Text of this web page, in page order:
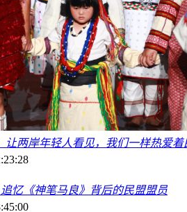
让两岸年轻人看见，我们一样热爱着
忆《神笔马良》背后的民盟盟员